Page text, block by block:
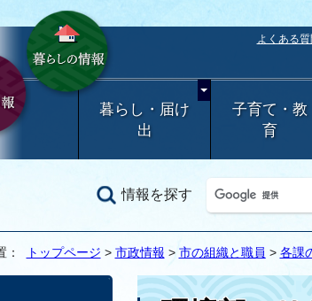
よくある質
暮らし・届け
出
子育て・教
育
情報を探す
： トップページ > 市政情報 > 市の組織と職員 > 各課